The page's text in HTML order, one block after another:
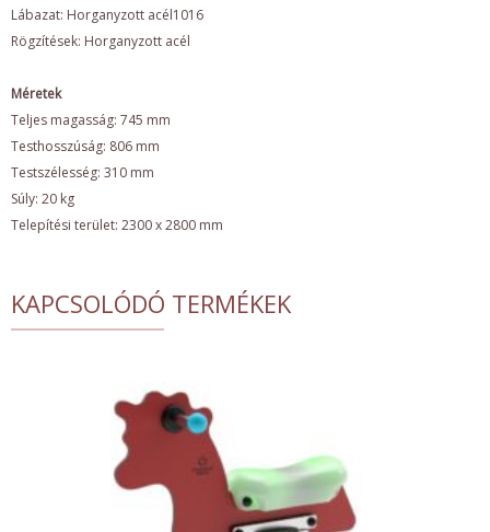
Lábazat: Horganyzott acél1016
Rögzítések: Horganyzott acél
Méretek
Teljes magasság: 745 mm
Testhosszúság: 806 mm
Testszélesség: 310 mm
Súly: 20 kg
Telepítési terület: 2300 x 2800 mm
KAPCSOLÓDÓ TERMÉKEK